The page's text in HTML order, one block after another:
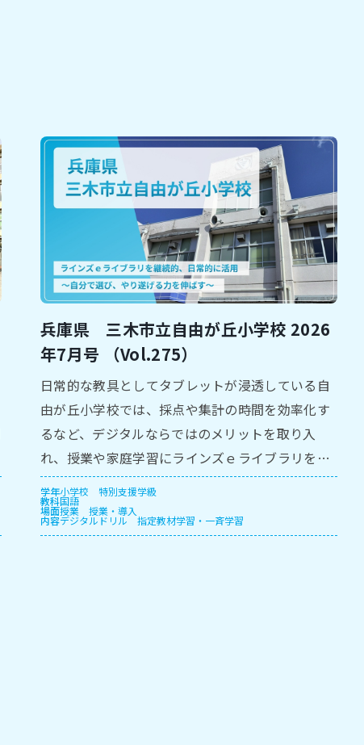
兵庫県 三木市⽴自由が丘小学校 2026
年7⽉号 （Vol.275）
⽇常的な教具としてタブレットが浸透している⾃
由が丘⼩学校では、採点や集計の時間を効率化す
るなど、デジタルならではのメリットを取り⼊
れ、授業や家庭学習にラインズｅライブラリを活
⽤しています。
学年小学校 特別支援学級
教科国語
場面授業 授業・導入
内容デジタルドリル 指定教材学習・一斉学習